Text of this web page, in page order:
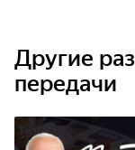
Другие
передачи